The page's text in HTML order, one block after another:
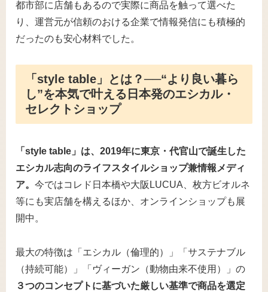
都市部に店舗もあるので実際に商品を触って選べた
り、運営元が信頼のおける企業で情報発信にも積極的
だったのも安心材料でした。
「style table」とは？──“より良い暮ら
し”を本気で叶える日本発のエシカル・
セレクトショップ
「style table」は、2019年に東京・代官山で誕生した
エシカル志向のライフスタイルショップ兼情報メディ
ア。 今ではコレド日本橋や大阪LUCUA、枚方ビオルネ
等にも実店舗を構えるほか、オンラインショップも展
開中。
最大の特徴は「エシカル（倫理的）」「サステナブル
（持続可能）」「ヴィーガン（動物由来不使用）」の
３つのコンセプトに基づいた厳しい基準で商品を選定